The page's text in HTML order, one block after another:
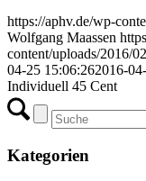
https://aphv.de/wp-
Wolfgang Maassen
content/uploads/2016/
04-25 15:06:262016-
Individuell 45 Cent
Kategorien